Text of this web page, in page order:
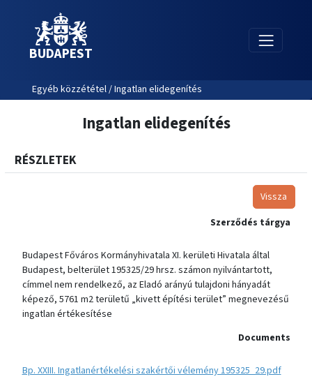
BUDAPEST
Egyéb közzététel / Ingatlan elidegenítés
Ingatlan elidegenítés
RÉSZLETEK
Vissza
Szerződés tárgya
Budapest Főváros Kormányhivatala XI. kerületi Hivatala által
Budapest, belterület 195325/29 hrsz. számon nyilvántartott,
címmel nem rendelkező, az Eladó arányú tulajdoni hányadát
képező, 5761 m2 területű „kivett építési terület” megnevezésű
ingatlan értékesítése
Documents
Bp. XXIII. Ingatlanértékelési szakértői vélemény 195325_29.pdf